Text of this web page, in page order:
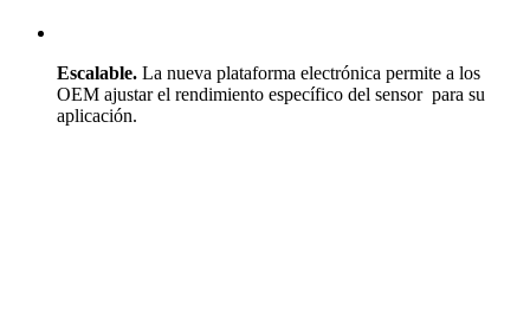
Escalable. La nueva plataforma electrónica permite a los
OEM ajustar el rendimiento específico del sensor para su
aplicación.